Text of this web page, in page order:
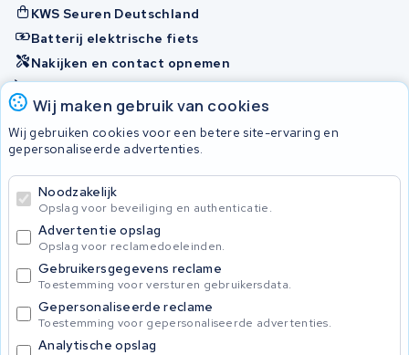
Wij maken gebruik van cookies
Wij gebruiken cookies voor een betere site-ervaring en
gepersonaliseerde advertenties.
Noodzakelijk
Opslag voor beveiliging en authenticatie.
Advertentie opslag
Opslag voor reclamedoeleinden.
Gebruikersgegevens reclame
Toestemming voor versturen gebruikersdata.
Gepersonaliseerde reclame
Toestemming voor gepersonaliseerde advertenties.
Analytische opslag
KWS Seuren Deutschland
Batterij elektrische fiets
Nakijken en contact opnemen
Onherstelbaar
Accu's
© 2026 KWS Seuren
Algemene voorwaarden
Privacy Policy